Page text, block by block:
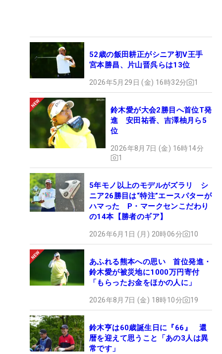
52歳の飯田耕正がシニア初V王手
宮本勝昌、片山晋呉らは13位
2026年5月29日 (金) 16時32分 1
鈴木愛が大会2勝目へ首位T発
進 安田祐香、吉澤柚月ら5
位
2026年8月7日 (金) 16時14分
1
5年モノ以上のモデルがズラリ シ
ニア26勝目は“特注”エースパターが
ハマった P・マークセンこだわり
の14本【勝者のギア】
2026年6月1日 (月) 20時06分 10
あふれる熊本への思い 首位発進・
鈴木愛が被災地に1000万円寄付
「もらったお金をほかの人に」
2026年8月7日 (金) 18時10分 19
鈴木亨は60歳誕生日に『66』 還
暦を迎えて思うこと「あの3人は異
常です」